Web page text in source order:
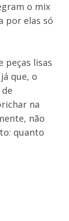
o mix
por elas só
peças lisas
que, o
na
não
quanto